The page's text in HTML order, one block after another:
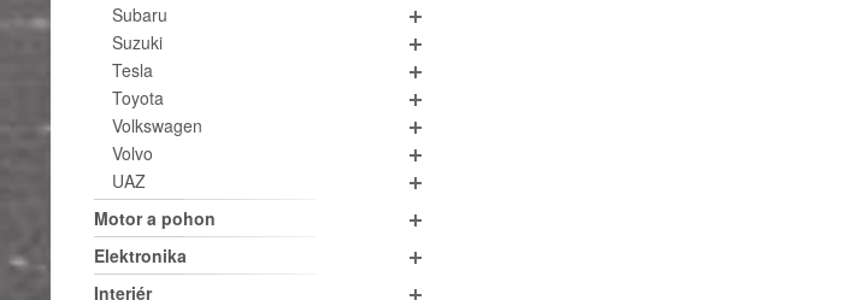
Subaru
Suzuki
Tesla
Toyota
Volkswagen
Volvo
UAZ
Motor a pohon
Elektronika
Interiér